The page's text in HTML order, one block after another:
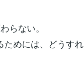
らない。
ためには、どうすれ